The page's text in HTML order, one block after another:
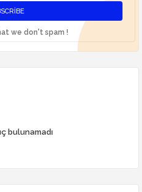
we don't spam !
bulunamadı